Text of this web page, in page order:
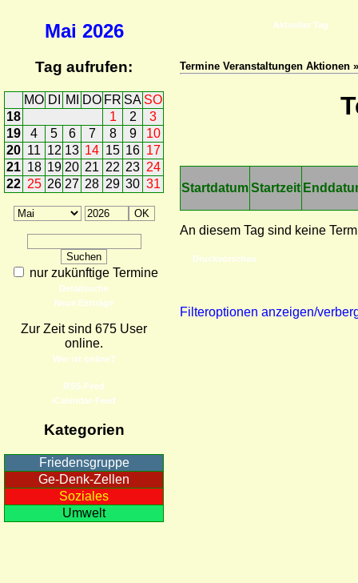
Mai 2026
Tag aufrufen:
MO DI MI DO FR SA SO
18
1 2
3
19
4 5 6 7 8 9
10
20 11 12 13 14 15 16 17
21 18 19 20 21 22 23 24
22 25 26 27 28 29 30 31
nur zukünftige Termine
Detailsuche
Neue Einträge
Zur Zeit sind 675 User
online.
Wer ist online?
RSS-Feed
iCalendar-Feed
Kategorien
Friedensgruppe
Ge-Denk-Zellen
Soziales
Umwelt
Aktueller Tag
Termine Veranstaltungen Aktionen
StartdatumStartzeit
An diesem Tag sind keine
Druckvorschau
Filteroptionen anzeigen/